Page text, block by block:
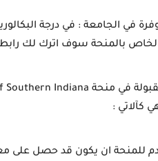
بالمنحة سوف اترك لك
كآلاتي :
ان يكون قد حصل على معدل